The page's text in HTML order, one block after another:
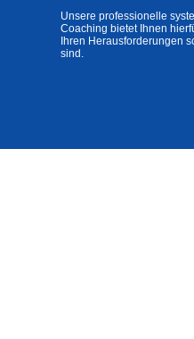
Unsere professionelle
Coaching bietet Ihnen
Ihren Herausforderungen
sind.